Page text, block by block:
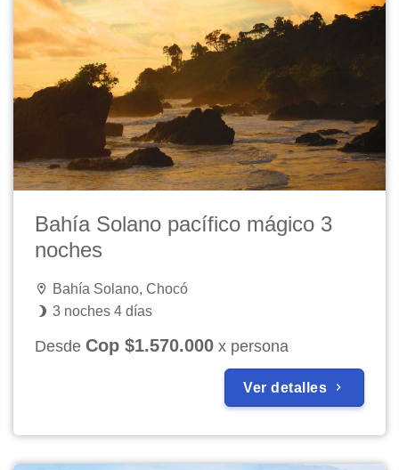
Bahía Solano pacífico mágico 3
noches
Bahía Solano, Chocó
3 noches 4 días
Desde Cop $1.570.000 x persona
Ver detalles